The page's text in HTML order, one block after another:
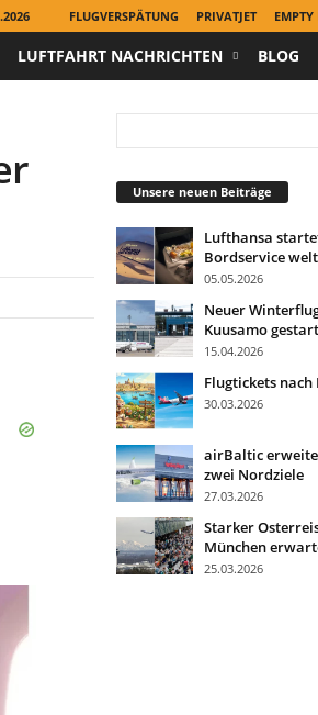
FLUGVERSPÄTUNG PRIVATJET EMPTY
LUFTFAHRT NACHRICHTEN BLOG
Unsere neuen Beiträge
Lufthansa
Bordservice
05.05.2026
Neuer
Kuusamo
15.04.2026
Flugtickets
30.03.2026
airBaltic
zwei Nordziele
27.03.2026
Starker
München
25.03.2026